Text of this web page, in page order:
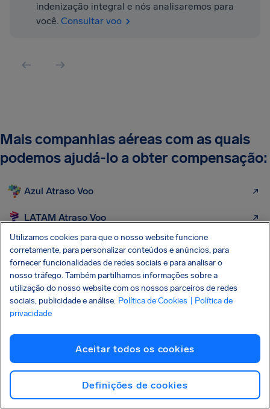
indenização integral e nós analisaremos para
você. Consultar voo
Mais companhias aéreas com as quais
podemos ajudá-lo a obter compensação:
Azul Atraso Voo
LATAM Atraso Voo
Gol Linhas Aéreas
TAP Air Portugal
Iberia
American Airlines
ITA Airways
Utilizamos cookies para que o nosso website funcione
corretamente, para personalizar conteúdos e anúncios, para
fornecer funcionalidades de redes sociais e para analisar o
nosso tráfego. Também partilhamos informações sobre a
utilização do nosso website com os nossos parceiros de redes
sociais, publicidade e análise. Política de Cookies
| Política de
privacidade
Aceitar todos os cookies
Definições de cookies